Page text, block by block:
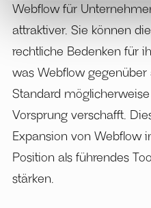
Webflow für
attraktiver. Sie können
rechtliche Bedenken für
was Webflow gegenüber
Standard
Vorsprung verschafft.
Expansion von Webflow
Position als führendes
stärken.